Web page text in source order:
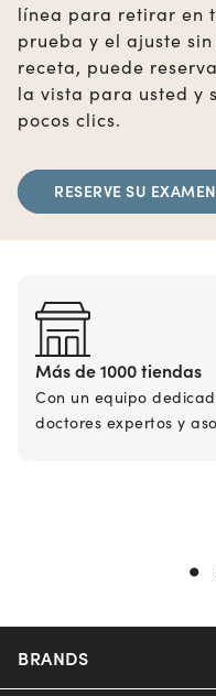
línea para retirar en
prueba y el ajuste
receta, puede
la vista para usted y
pocos clics.
RESERVE SU
Más de 1000 tiendas
Con un equipo
doctores expertos y
BRANDS